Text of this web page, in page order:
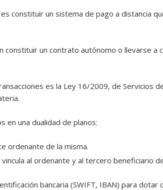
constituir un sistema de pago a distancia
constituir un contrato autónomo o llevarse
es la Ley 16/2009, de Servicios
en una dualidad de planos:
ordenante de la misma.
al ordenante y al tercero beneficiario
bancaria (SWIFT, IBAN) para